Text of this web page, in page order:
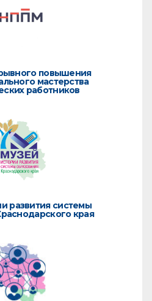
повышения
мастерства
работников
развития системы
края